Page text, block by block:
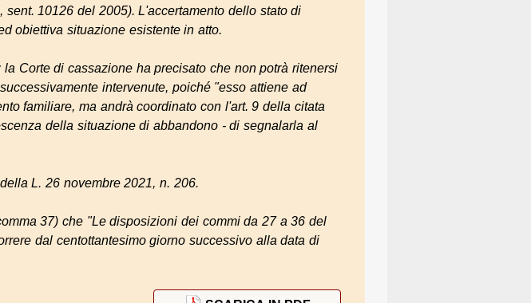
10126 del 2005). L'accertamento dello stato di
obiettiva situazione esistente in atto.
Corte di cassazione ha precisato che non potrà ritenersi
intervenute, poiché "esso attiene ad
familiare, ma andrà coordinato con l'art. 9 della citata
della situazione di abbandono - di segnalarla al
L. 26 novembre 2021, n. 206.
37) che "Le disposizioni dei commi da 27 a 36 del
dal centottantesimo giorno successivo alla data di